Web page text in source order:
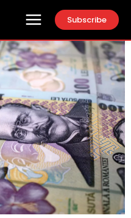
Subscribe